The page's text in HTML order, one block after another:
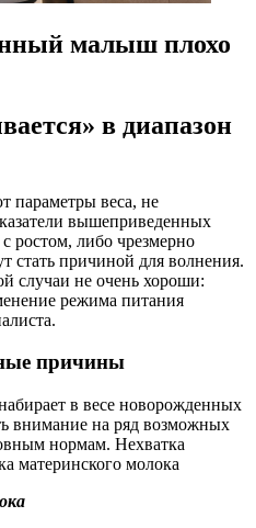
малыш плохо
в диапазон
параметры веса, не
вышеприведенных
ростом, либо чрезмерно
стать причиной для волнения.
случаи не очень хороши:
режима питания
причины
в весе новорожденных
внимание на ряд возможных
нормам. Нехватка
материнского молока